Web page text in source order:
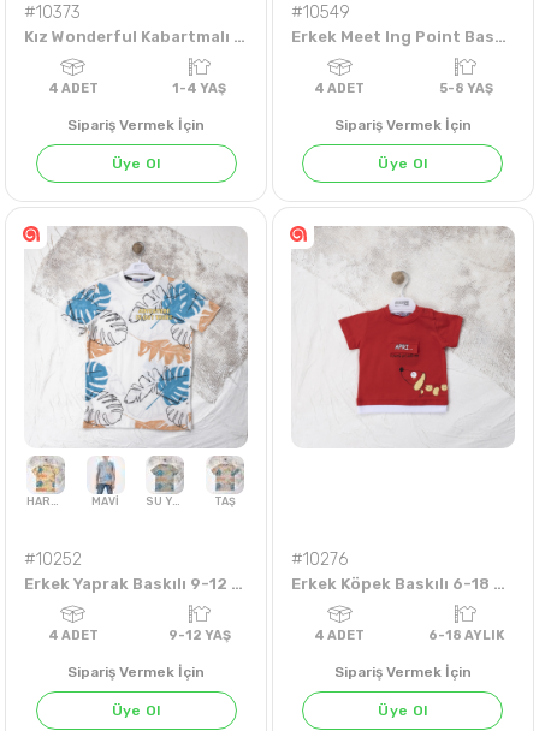
#10373
Kız Wonderful Kabartmalı 1-4 Yaş Şortlu Takım
ADET 1-4 YAŞ
Sipariş Vermek İçin
Üye Ol
#10549
Erkek Meet Ing Point Baskılı 5-8 Yaş Tişört
5-8
Sipariş Vermek İçin
Üye Ol
#10252
Erkek Yaprak Baskılı 9-12 Yaş Tişört
Sipariş Vermek İçin
Üye Ol
#10276
Erkek Köpek Baskılı 6-18 Aylık Tişört
Sipariş Vermek İçin
Üye Ol